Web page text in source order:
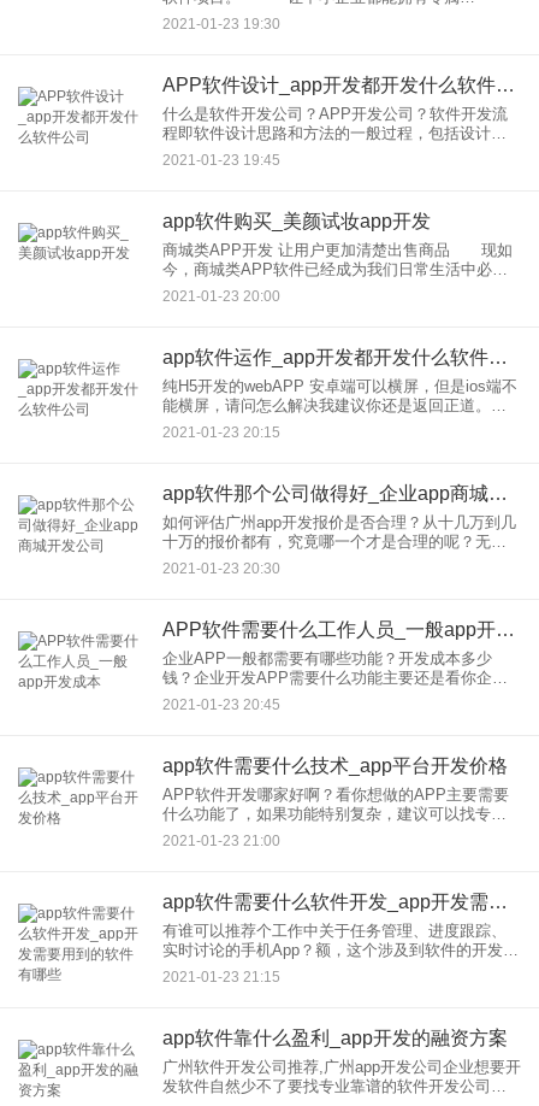
App。』 ——鉴于现今世界各大企业都已经成功
使用;App来强化品牌价值和服务。 ——我们由
2021-01-23 19:30
APP软件设计_app开发都开发什么软件公司
什么是软件开发公司？APP开发公司？软件开发流
程即软件设计思路和方法的一般过程，包括设计软
件的功能和实现的算法和方法、软件的总体结构设
计和模块设计、编程和调试、程序联调和测试以及
2021-01-23 19:45
app软件购买_美颜试妆app开发
商城类APP开发 让用户更加清楚出售商品 现如
今，商城类APP软件已经成为我们日常生活中必不
可少的一部分了。而商城类APP的到来也绝非偶
然，而是时代发展的一种趋势，那么一款商城类
2021-01-23 20:00
app软件运作_app开发都开发什么软件公司
纯H5开发的webAPP 安卓端可以横屏，但是ios端不
能横屏，请问怎么解决我建议你还是返回正道。用
react native就行了。JS实现全栈。create好项目之
后，分别用XCODE和Androi
2021-01-23 20:15
app软件那个公司做得好_企业app商城开发公司
如何评估广州app开发报价是否合理？从十几万到几
十万的报价都有，究竟哪一个才是合理的呢？无论
是APP模板开发还是APP定制开发都是一样的。就
应该先明确自己的功能需求，进而去评估APP开发
2021-01-23 20:30
APP软件需要什么工作人员_一般app开发成本
企业APP一般都需要有哪些功能？开发成本多少
钱？企业开发APP需要什么功能主要还是看你企业
用这个APP干什么，要是纯展示企业形象我觉得没
有太大的作用，只能说显得你公司比较正规，连自
2021-01-23 20:45
app软件需要什么技术_app平台开发价格
APP软件开发哪家好啊？看你想做的APP主要需要
什么功能了，如果功能特别复杂，建议可以找专门
的APP开发公司。如果不复杂，我建议用应用公园
app在线制作，操作很 方便，小白都会。可以生成安
2021-01-23 21:00
app软件需要什么软件开发_app开发需要用到的软件有哪些
有谁可以推荐个工作中关于任务管理、进度跟踪、
实时讨论的手机App？额，这个涉及到软件的开发，
需要会编程和Java然后你可以在应用宝上面下载软
件的开发教程的！应用宝里面的资源很多，除了有
2021-01-23 21:15
app软件靠什么盈利_app开发的融资方案
广州软件开发公司推荐,广州app开发公司企业想要开
发软件自然少不了要找专业靠谱的软件开发公司合